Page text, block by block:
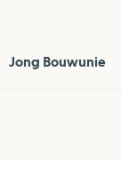
Jong Bouwunie